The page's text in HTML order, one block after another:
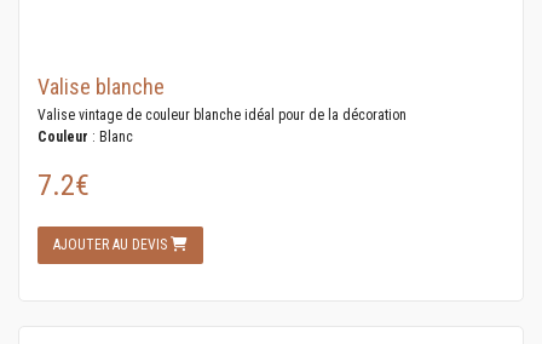
Valise blanche
Valise vintage de couleur blanche idéal pour de la décoration
Couleur : Blanc
7.2€
AJOUTER AU DEVIS